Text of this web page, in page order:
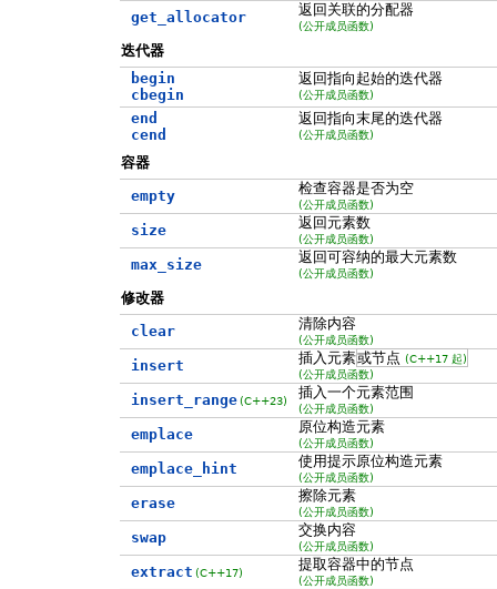
get_allocator 返回关联的分配器
(公开成员函数)
迭代器
begin
cbegin
返回指向起始的迭代器
(公开成员函数)
end
cend
返回指向末尾的迭代器
(公开成员函数)
容器
empty
检查容器是否为空
(公开成员函数)
size 返回元素数
(公开成员函数)
max_size 返回可容纳的最大元素数
(公开成员函数)
修改器
clear
清除内容
(公开成员函数)
insert 插入元素或节点 (C++17 起)
(公开成员函数)
insert_range (C++23) 插入一个元素范围
(公开成员函数)
emplace 原位构造元素
(公开成员函数)
emplace_hint 使用提示原位构造元素
(公开成员函数)
erase 擦除元素
(公开成员函数)
swap 交换内容
(公开成员函数)
extract (C++17) 提取容器中的节点
(公开成员函数)